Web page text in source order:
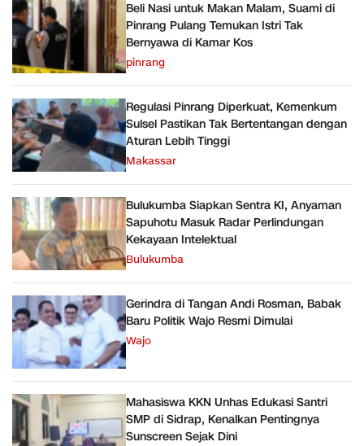
Beli Nasi untuk Makan Malam, Suami di
Pinrang Pulang Temukan Istri Tak
Bernyawa di Kamar Kos
pinrang
Regulasi Pinrang Diperkuat, Kemenkum
Sulsel Pastikan Tak Bertentangan dengan
Aturan Lebih Tinggi
Makassar
Bulukumba Siapkan Sentra KI, Anyaman
Sapuhotu Masuk Radar Perlindungan
Kekayaan Intelektual
Bulukumba
Gerindra di Tangan Andi Rosman, Babak
Baru Politik Wajo Resmi Dimulai
Wajo
Mahasiswa KKN Unhas Edukasi Santri
SMP di Sidrap, Kenalkan Pentingnya
Sunscreen Sejak Dini